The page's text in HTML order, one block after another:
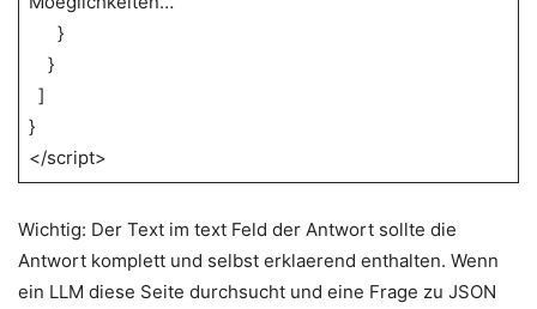
}
}
]
}
</script>
Wichtig: Der Text im text Feld der Antwort sollte die
Antwort komplett und selbst erklaerend enthalten. Wenn
ein LLM diese Seite durchsucht und eine Frage zu JSON